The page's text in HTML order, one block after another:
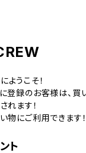
ようこそ！
登録のお客様は、
れます！
物にご利用できます！
ト